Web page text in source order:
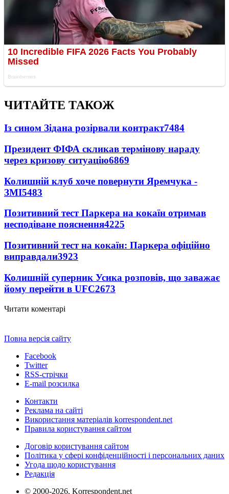
ЧИТАЙТЕ ТАКОЖ
Із сином Зідана розірвали контракт7484
Президент ФІФА скликав термінову нараду
через кризову ситуацію6869
Колишній клуб хоче повернути Яремчука -
ЗМІ5483
Позитивний тест Паркера на кокаїн отримав
несподіване пояснення4225
Позитивний тест на кокаїн: Паркера офіційно
виправдали3923
Колишній суперник Усика розповів, що заважає
йому перейти в UFC2673
Читати коментарі
Повна версія сайту
Facebook
Twitter
RSS-стрічки
E-mail розсилка
Контакти
Реклама на сайті
Використання матеріалів korrespondent.net
Правила користування сайтом
Договір користування сайтом
Політика у сфері конфіденційності і персональних даних
Угода щодо користування
Редакція
© 2000-2026, Korrespondent.net